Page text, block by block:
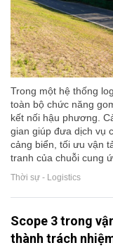
Trong một hệ thống
toàn bộ chức năng
kết nối hậu phương.
gian giúp đưa dịch vụ
cảng biển, tối ưu vận
tranh của chuỗi cung
Thời sự - Logistics
Scope 3 trong
thành trách